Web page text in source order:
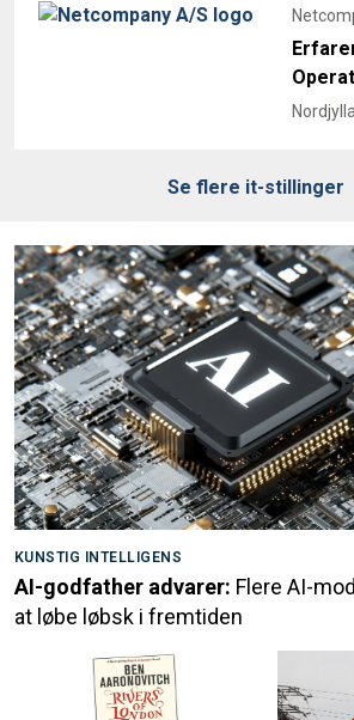
Se flere it-stillinger
KUNSTIG INTELLIGENS
AI-godfather advarer: Flere AI-
at løbe løbsk i fremtiden